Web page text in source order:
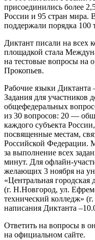
присоединились более
России и 95 стран
поддержали порядка 100
Диктант писали на всех
площадкой стала
на тестовые вопросы на
Прокопьев.
Рабочие языки
Задания для участников
общефедеральных
из 30 вопросов: 20 —
каждого субъекта
посвященные местам,
Российской Федерации.
за выполнение всех
минут. Для офлайн-
желающих 3 ноября на
«Центральная городская
(г. Н.Новгород, ул.
технический колледж»
написания Диктанта
Ответить на вопросы в
на официальном сайте.